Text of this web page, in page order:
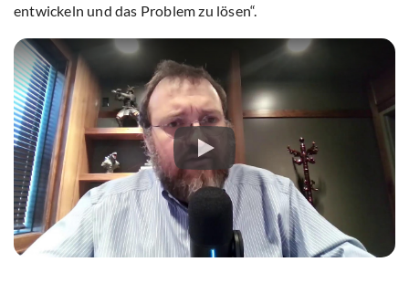
entwickeln und das Problem zu lösen“.